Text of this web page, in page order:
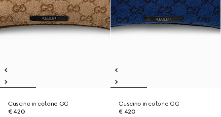
Cuscino in cotone GG
€ 420
Cuscino in cotone GG
€ 420